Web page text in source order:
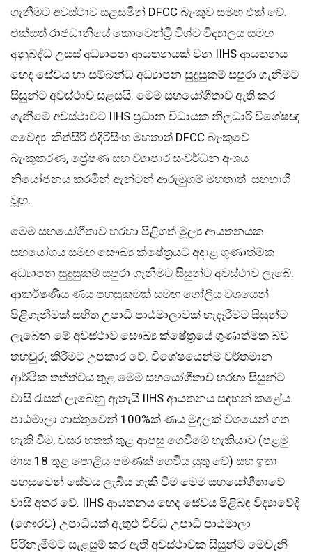
ගැනීමට අවස්ථාව සළසමින් DFCC බැංකුව සමඟ එක් වේ.
එක්සත් රාජධානියේ කොවෙන්ට්‍රි විශ්ව විද්‍යාලය සමඟ
අනුබද්ධ උසස් අධ්‍යාපන ආයතනයක් වන IIHS ආයතනය
හෙද සේවය හා සම්බන්ධ අධ්‍යාපන සුදුසුකම් සපුරා ගැනීමට
සිසුන්ට අවස්ථාව සළසයි. මෙම සහයෝගීතාව ඇති කර
ගැනීමේ අවස්ථාවට IIHS ප්‍රධාන විධායක නිලධාරී විශේෂඥ
වෛද්‍ය කිත්සිරි එදිරිසිංහ මහතාත් DFCC බැංකුවේ
බැංකුකරණ, ප්‍රේෂණ සහ ව්‍යාපාර සංවර්ධන අංශය
නියෝජනය කරමින් ඇන්ටන් ආරුමුගම් මහතාත් සහභාගී
වූහ.
මෙම සහයෝගීතාව හරහා පිළිගත් මූල්‍ය ආයතනයක
සහයෝගය සමඟ සෞඛ්‍ය ක්ෂේත්‍රයට අදාළ ගුණාත්මක
අධ්‍යාපන සුදුසුකම් සපුරා ගැනීමට සිසුන්ට අවස්ථාව ලැබේ.
ආකර්ෂණීය ණය පහසුකමක් සමඟ ගෝලීය වශයෙන්
පිළිගැනීමක් සහිත උපාධි පාඨමාලාවක් හැදෑරීමට සිසුන්ට
ලැබෙන මේ අවස්ථාව සෞඛ්‍ය ක්ෂේත්‍රයේ ගුණාත්මක බව
තහවුරු කිරීමට උපකාර වේ. විශේෂයෙන්ම වර්තමාන
ආර්ථික තත්ත්වය තුළ මෙම සහයෝගීතාව හරහා සිසුන්ට
වාසි රැසක් ලැබෙනු ඇතැයි IIHS ආයතනය සඳහන් කළේය.
පාඨමාලා ගාස්තුවෙන් 100%ක් ණය මුදලක් වශයෙන් ගත
හැකි වීම, වසර හතක් තුළ ආපසු ගෙවීමේ හැකියාව (පළමු
මාස 18 තුළ පොළිය පමණක් ගෙවිය යුතු වේ) සහ ඉතා
පහසුවෙන් සේවය ලැබිය හැකි වීම මෙම සහයෝගීතාවේ
වාසි අතර වේ. IIHS ආයතනය හෙද සේවය පිළිබඳ විද්‍යාවේදී
(ගෞරව) උපාධියක් ඇතුළු විවිධ උපාධි පාඨමාලා
පිරිනැමීමට සැළසුම් කර ඇති අවස්ථාවක සිසුන්ට මෙවැනි